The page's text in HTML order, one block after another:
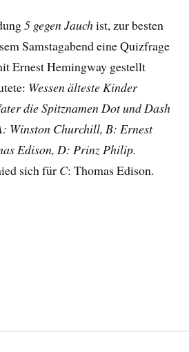
5 gegen Jauchist, zur besten
Samstagabend eine Quizfrage
Ernest Hemingway gestellt
Wessen älteste Kinder
die Spitznamen Dot und Dash
Winston Churchill, B: Ernest
Edison, D: Prinz Philip.
sich für C: Thomas Edison.